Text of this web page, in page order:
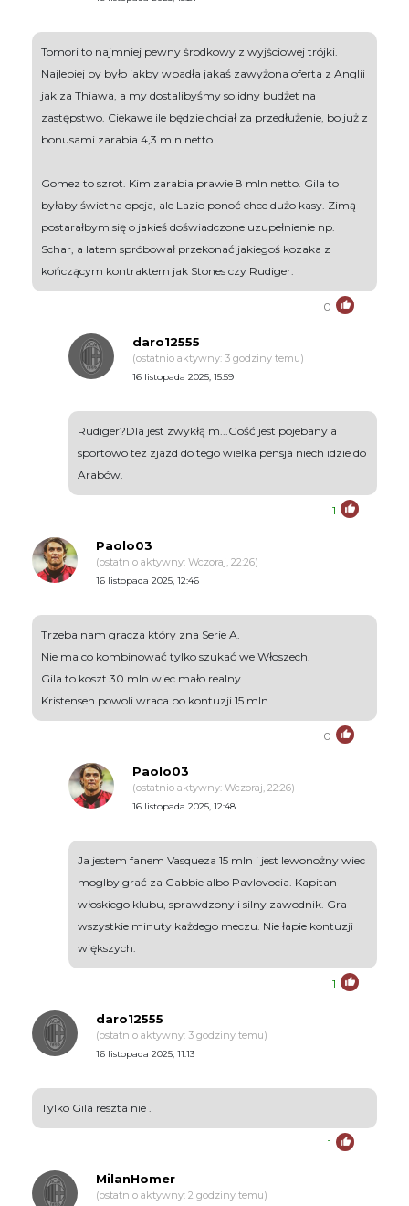
Tomori to najmniej pewny środkowy z wyjściowej trójki.
Najlepiej by było jakby wpadła jakaś zawyżona oferta z Anglii
jak za Thiawa, a my dostalibyśmy solidny budżet na
zastępstwo. Ciekawe ile będzie chciał za przedłużenie, bo już z
bonusami zarabia 4,3 mln netto.
Gomez to szrot. Kim zarabia prawie 8 mln netto. Gila to
byłaby świetna opcja, ale Lazio ponoć chce dużo kasy. Zimą
postarałbym się o jakieś doświadczone uzupełnienie np.
Schar, a latem spróbował przekonać jakiegoś kozaka z
kończącym kontraktem jak Stones czy Rudiger.
0
daro12555
(ostatnio aktywny: 3 godziny temu)
16 listopada 2025, 15:59
Rudiger?Dla jest zwykłą m...Gość jest pojebany a
sportowo tez zjazd do tego wielka pensja niech idzie do
Arabów.
1
Paolo03
(ostatnio aktywny: Wczoraj, 22:26)
16 listopada 2025, 12:46
Trzeba nam gracza który zna Serie A.
Nie ma co kombinować tylko szukać we Włoszech.
Gila to koszt 30 mln wiec mało realny.
Kristensen powoli wraca po kontuzji 15 mln
0
Paolo03
(ostatnio aktywny: Wczoraj, 22:26)
16 listopada 2025, 12:48
Ja jestem fanem Vasqueza 15 mln i jest lewonożny wiec
moglby grać za Gabbie albo Pavlovocia. Kapitan
włoskiego klubu, sprawdzony i silny zawodnik. Gra
wszystkie minuty każdego meczu. Nie łapie kontuzji
większych.
1
daro12555
(ostatnio aktywny: 3 godziny temu)
16 listopada 2025, 11:13
Tylko Gila reszta nie .
1
MilanHomer
(ostatnio aktywny: 2 godziny temu)